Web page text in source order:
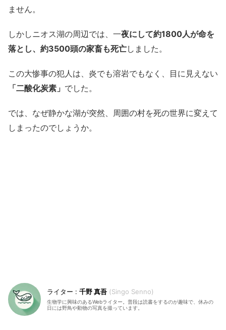
ません。
しかしニオス湖の周辺では、一夜にして約1800人が命を
落とし、約3500頭の家畜も死亡しました。
この大惨事の犯人は、炎でも溶岩でもなく、目に見えない
「二酸化炭素」 でした。
では、なぜ静かな湖が突然、周囲の村を死の世界に変えて
しまったのでしょうか。
千野 真吾 Singo Senno
生物学に興味のあるWebライター。普段は読書をするのが趣味で、休みの
日には野鳥や動物の写真を撮っています。